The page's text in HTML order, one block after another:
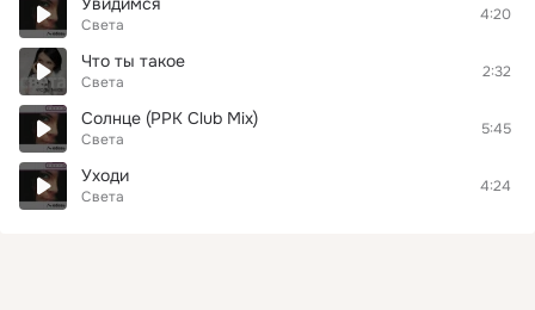
Света
4:20
Что ты такое
Света
2:32
Солнце (PPK Club Mix)
Света
5:45
Уходи
Света
4:24